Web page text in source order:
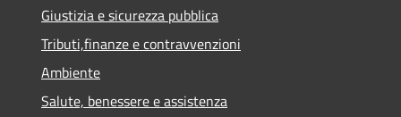
Giustizia e sicurezza pubblica
Tributi,finanze e contravvenzioni
Ambiente
Salute, benessere e assistenza